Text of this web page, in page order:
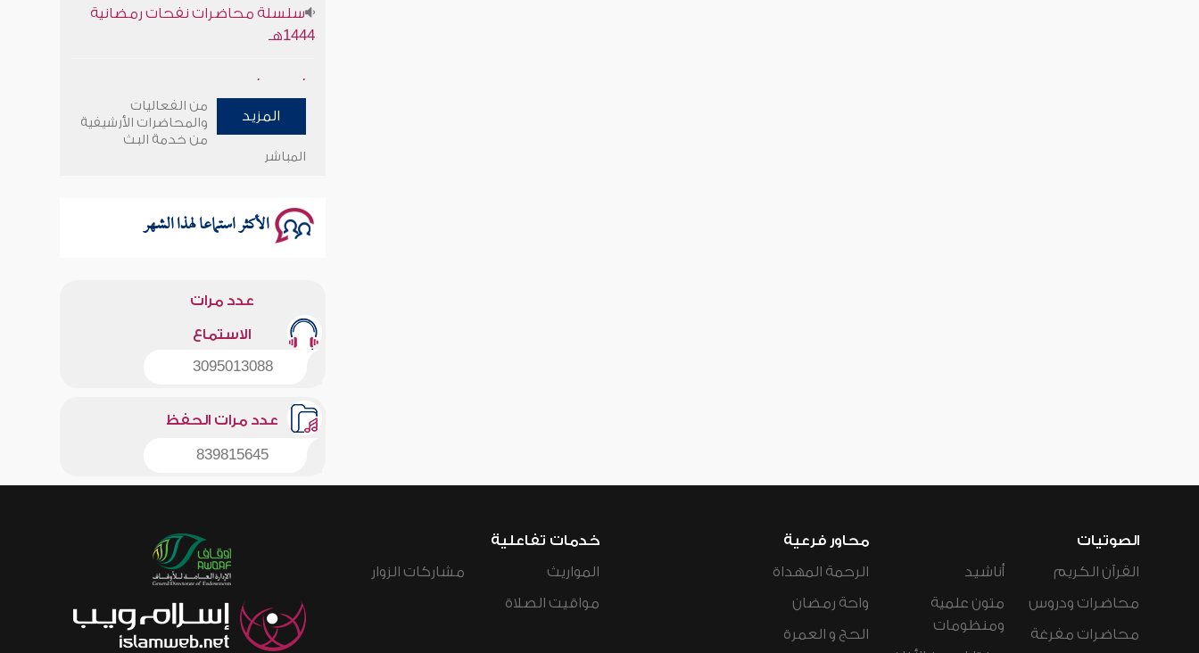
1444هـ
وأمنهم من خوف 9
سلسلة محاضرات نفحات رمضانية
المزيد
من الفعاليات
والمحاضرات الأرشيفية
من خدمة البث
المباشر
الأكثر استماعا لهذا الشهر
عدد مرات
الاستماع
3095013088
عدد مرات الحفظ
839815645
الصوتيات
القرآن الكريم
محاضرات ودروس
محاضرات مفرغة
أناشيد
متون علمية
ومنظومات
محاور فرعية
الرحمة المهداة
واحة رمضان
الحج و العمرة
خدمات تفاعلية
المواريث
مواقيت الصلاة
مشاركات الزوار